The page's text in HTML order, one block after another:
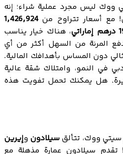
ووك ليس مجرد عملية شراء؛ إنه
مع أسعار تتراوح من1,426,924
، هناك خيار يناسب
المرنة من السهل أكثر من أي
دون المساس بأهدافك المالية.
في النمو، وامتلاك شقة عالية
هل يمكنك تحمل تفويت هذه
سيتي ووك، تتألق سيلادون وإيرين
سيلادون عمارة مذهلة مع